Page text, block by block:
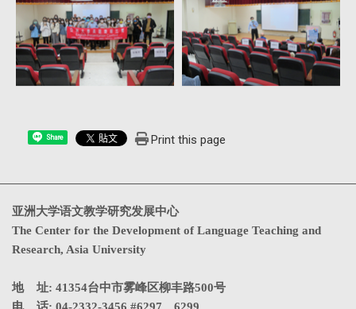
Share Print this page
亚洲大学语文教学研究发展中心
The Center for the Development of Language Teaching and
Research, Asia University
地 址: 41354台中市雾峰区柳丰路500号